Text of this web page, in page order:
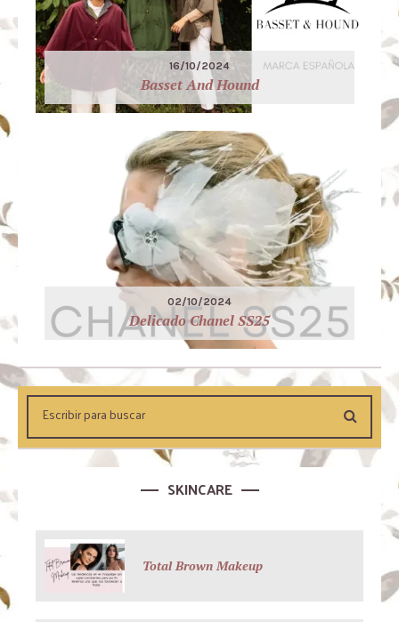
16/10/2024
Basset And Hound
02/10/2024
Delicado Chanel SS25
SKINCARE
Total Brown Makeup